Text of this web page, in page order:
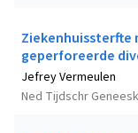
Ziekenhuissterfte
geperforeerde
Ned Tijdschr
Jefrey Vermeulen